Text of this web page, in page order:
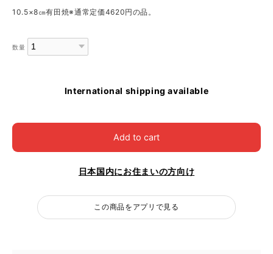
10.5×8㎝有田焼※通常定価4620円の品。
数量
International shipping available
Add to cart
日本国内にお住まいの方向け
この商品をアプリで見る